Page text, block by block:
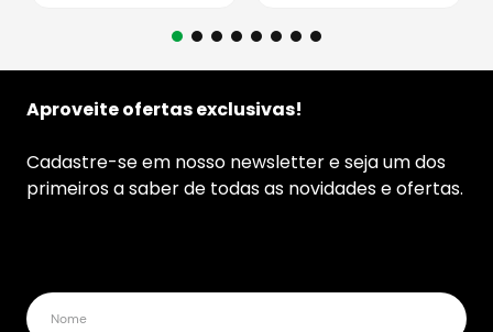
Aproveite ofertas exclusivas!
Cadastre-se em nosso newsletter e seja um dos
primeiros a saber de todas as novidades e ofertas.